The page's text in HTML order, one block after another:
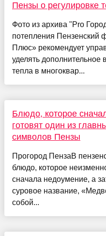
Пензы о регулировке
Фото из архива "Pro
потепления Пензенский
Плюс» рекомендует
уделять дополнительное
тепла в многоквар...
Блюдо, которое
готовят один из
символов Пензы
Прогород ПензаВ
блюдо, которое
сначала недоумение, а
суровое название,
собой...